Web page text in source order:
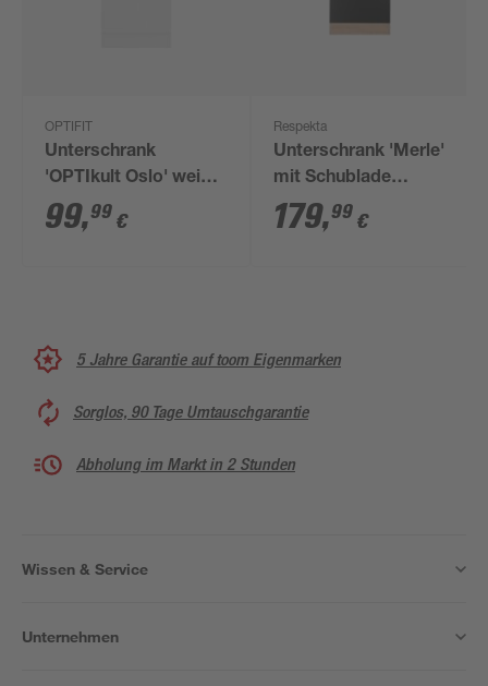
OPTIFIT
Unterschrank
'OPTIkult Oslo' weiß
50 x 84,8 x 60 cm
99,99 €
Respekta
Unterschrank 'Merle'
mit Schublade
schwarz/eichefarben
50 x 84,8 x 60 cm
179,99 €
5 Jahre Garantie auf toom Eigenmarken
Sorglos, 90 Tage Umtauschgarantie
Abholung im Markt in 2 Stunden
Wissen & Service
Unternehmen